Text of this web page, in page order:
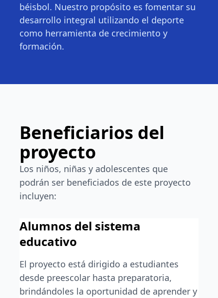
béisbol. Nuestro propósito es fomentar su
desarrollo integral utilizando el deporte
como herramienta de crecimiento y
formación.
Beneficiarios del
proyecto
Los niños, niñas y adolescentes que
podrán ser beneficiados de este proyecto
incluyen:
Alumnos del sistema
educativo
El proyecto está dirigido a estudiantes
desde preescolar hasta preparatoria,
brindándoles la oportunidad de aprender y